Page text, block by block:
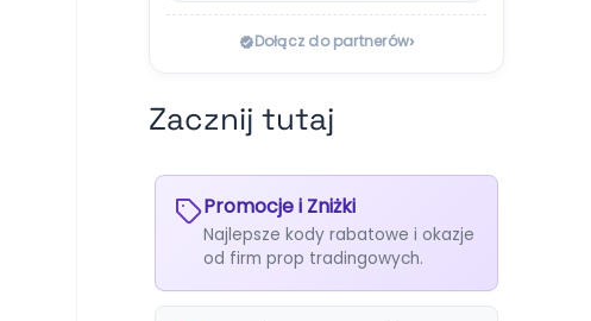
Dołącz do partnerów›
Zacznij tutaj
Promocje i Zniżki
Najlepsze kody rabatowe i okazje
od firm prop tradingowych.